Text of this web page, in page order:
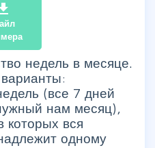
недель в месяце.
(все 7 дней
нам месяц),
которых вся
одному